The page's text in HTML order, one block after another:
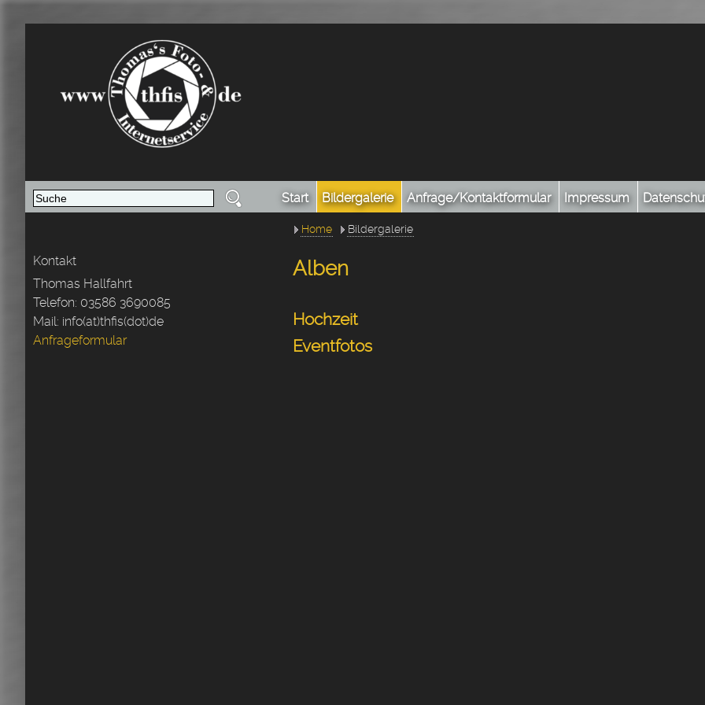
Start Bildergalerie Anfrage/Kontaktformular Impressum
Kontakt
Thomas Hallfahrt
Telefon: 03586 3690085
Mail: info(at)thfis(dot)de
Anfrageformular
Home Bildergalerie
Alben
Hochzeit
Eventfotos